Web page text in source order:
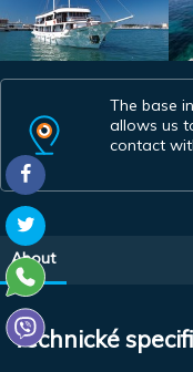
The base
allows us
contact
About
Technické